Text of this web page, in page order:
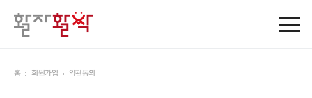
홈 회원가입 약관동의